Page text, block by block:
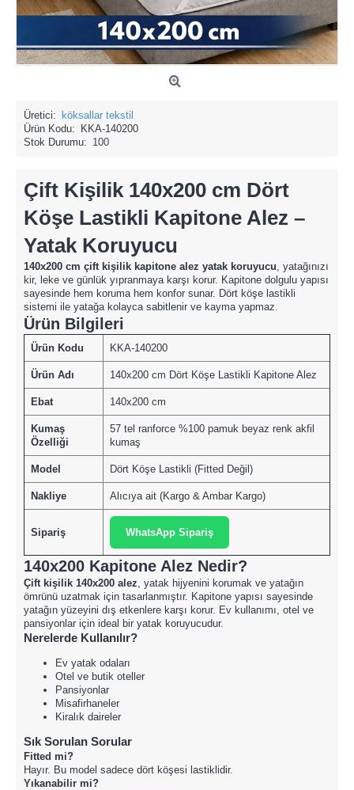
Üretici:
köksallar tekstil
Ürün Kodu:
KKA-140200
Stok Durumu: 100
Çift Kişilik 140x200 cm Dört
Köşe Lastikli Kapitone Alez –
Yatak Koruyucu
140x200 cm çift kişilik kapitone alez yatak koruyucu, yatağınızı
kir, leke ve günlük yıpranmaya karşı korur. Kapitone dolgulu yapısı
sayesinde hem koruma hem konfor sunar. Dört köşe lastikli
sistemi ile yatağa kolayca sabitlenir ve kayma yapmaz.
Ürün Bilgileri
Ürün Kodu KKA-140200
Ürün Adı 140x200 cm Dört Köşe Lastikli Kapitone Alez
Ebat 140x200 cm
Kumaş
Özelliği
57 tel ranforce %100 pamuk beyaz renk akfil
kumaş
Model Dört Köşe Lastikli (Fitted Değil)
Nakliye Alıcıya ait (Kargo & Ambar Kargo)
Sipariş WhatsApp Sipariş
140x200 Kapitone Alez Nedir?
Çift kişilik 140x200 alez, yatak hijyenini korumak ve yatağın
ömrünü uzatmak için tasarlanmıştır. Kapitone yapısı sayesinde
yatağın yüzeyini dış etkenlere karşı korur. Ev kullanımı, otel ve
pansiyonlar için ideal bir yatak koruyucudur.
Nerelerde Kullanılır?
Ev yatak odaları
Otel ve butik oteller
Pansiyonlar
Misafirhaneler
Kiralık daireler
Sık Sorulan Sorular
Fitted mi?
Hayır. Bu model sadece dört köşesi lastiklidir.
Yıkanabilir mi?